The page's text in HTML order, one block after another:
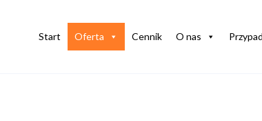
Start Oferta Cennik O nas